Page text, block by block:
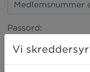
Passord:
Vi